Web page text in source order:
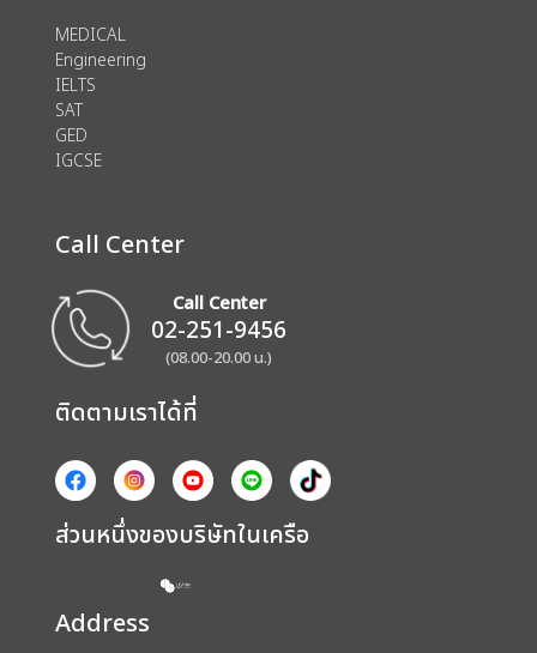
assignment ลงทะเบียน
MEDICAL
Engineering
IELTS
SAT
GED
IGCSE
Call Center
Call Center
02-251-9456
(08.00-20.00 น.)
ติดตามเราได้ที่
ส่วนหนึ่งของบริษัทในเครือ
Address